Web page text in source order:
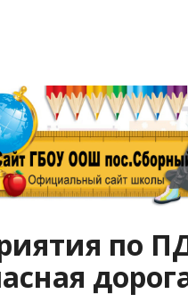
ООШ
по